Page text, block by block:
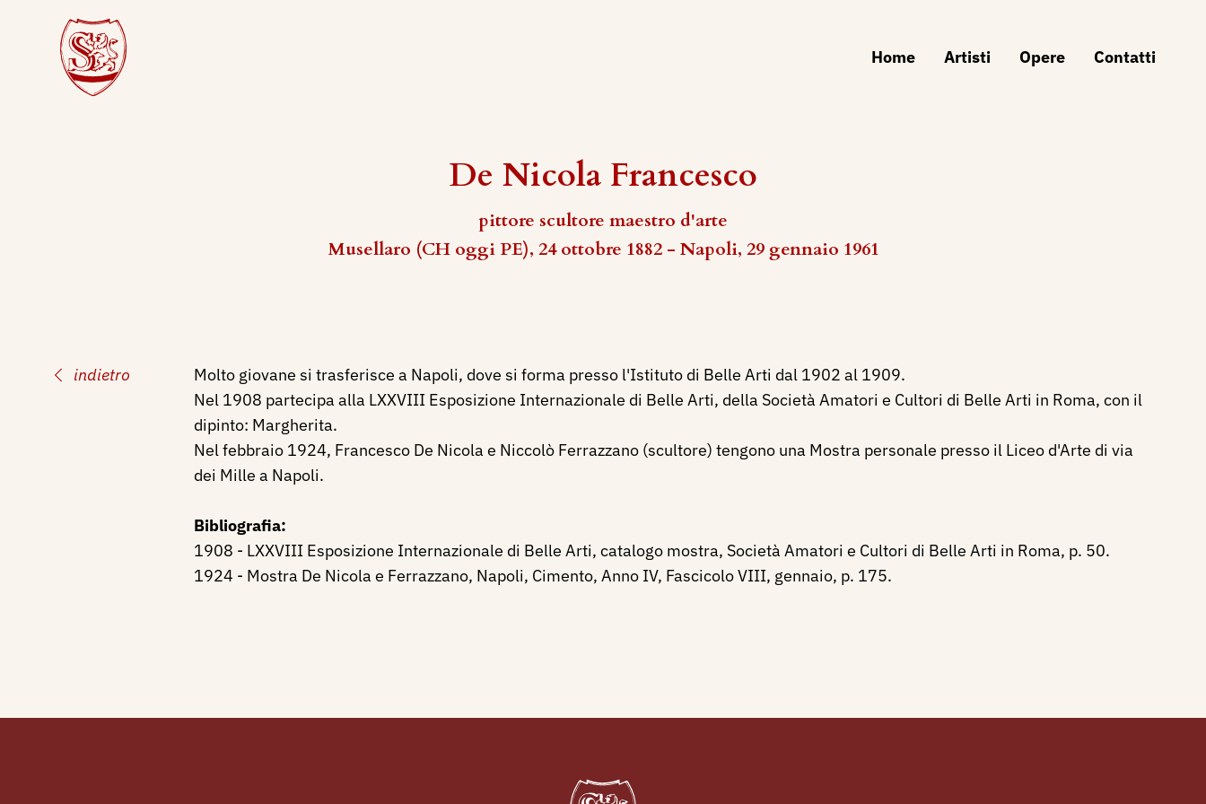
Home Artisti Opere Contatti
De Nicola Francesco
pittore scultore maestro d'arte
Musellaro (CH oggi PE), 24 ottobre 1882 - Napoli, 29 gennaio 1961
indietro
Molto giovane si trasferisce a Napoli, dove si forma presso l'Istituto di Belle Arti dal 1902 al 1909.
Nel 1908 partecipa alla LXXVIII Esposizione Internazionale di Belle Arti, della Società Amatori e Cultori di Belle Arti in Roma, con il
dipinto: Margherita.
Nel febbraio 1924, Francesco De Nicola e Niccolò Ferrazzano (scultore) tengono una Mostra personale presso il Liceo d'Arte di via
dei Mille a Napoli.
Bibliografia:
1908 - LXXVIII Esposizione Internazionale di Belle Arti, catalogo mostra, Società Amatori e Cultori di Belle Arti in Roma, p. 50.
1924 - Mostra De Nicola e Ferrazzano, Napoli, Cimento, Anno IV, Fascicolo VIII, gennaio, p. 175.